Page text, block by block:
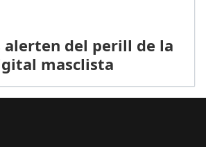
alerten del perill de la
masclista